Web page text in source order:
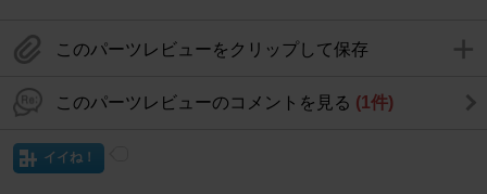
このパーツレビューをクリップして保存
このパーツレビューのコメントを見る (1件)
イイね！